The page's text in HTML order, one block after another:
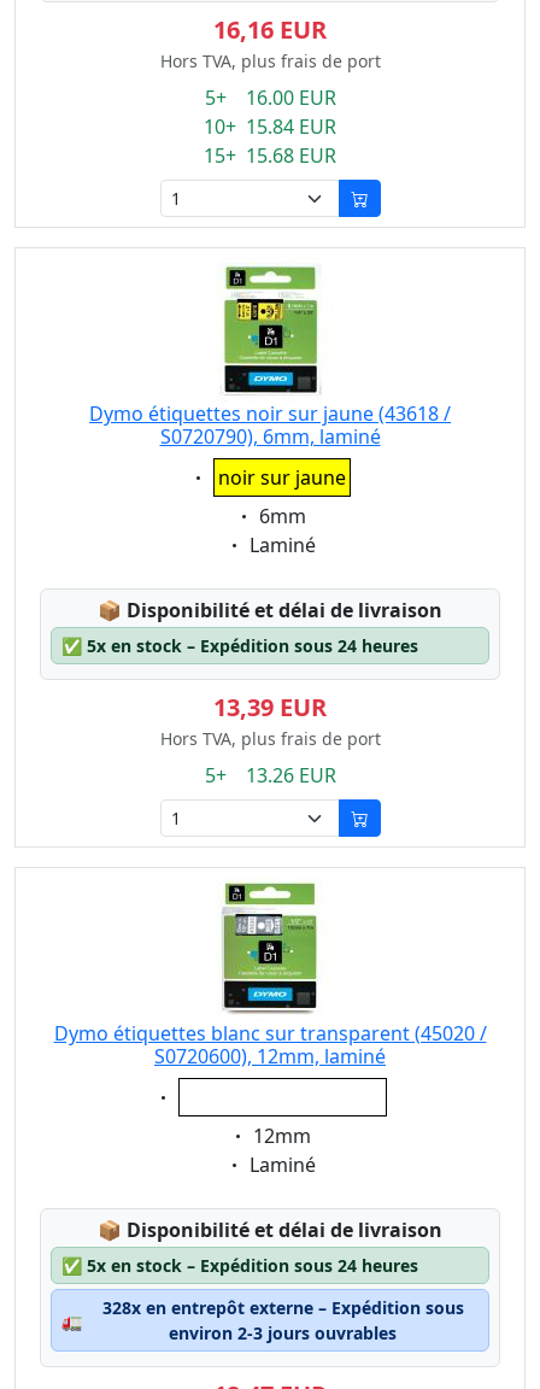
16,16 EUR
Hors TVA, plus frais de port
5+ 16.00 EUR
10+ 15.84 EUR
15+ 15.68 EUR
Dymo étiquettes noir sur jaune (43618 /
S0720790), 6mm, laminé
Eigenschaft:
noir sur jaune
Eigenschaft:
6mm
Eigenschaft:
Laminé
📦 Lagerstatus:
Disponibilité et délai de livraison
✅ 5x en stock – Expédition sous 24 heures
13,39 EUR
Hors TVA, plus frais de port
5+ 13.26 EUR
Dymo étiquettes blanc sur transparent (45020 /
S0720600), 12mm, laminé
Eigenschaft:
Eigenschaft:
12mm
Eigenschaft:
Laminé
📦 Lagerstatus:
Disponibilité et délai de livraison
✅ 5x en stock – Expédition sous 24 heures
🚛
328x en entrepôt externe – Expédition sous
environ 2-3 jours ouvrables